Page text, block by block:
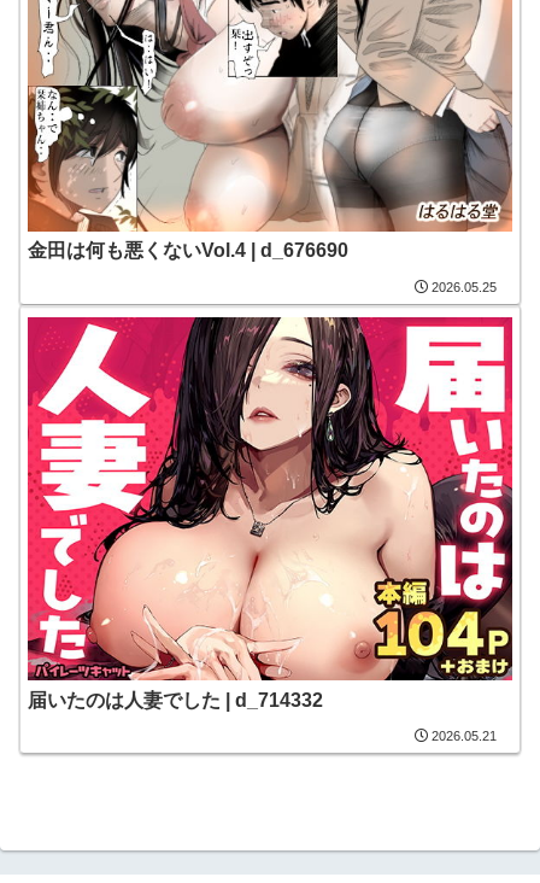
金田は何も悪くないVol.4 | d_676690
2026.05.25
届いたのは人妻でした | d_714332
2026.05.21